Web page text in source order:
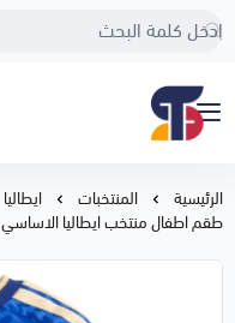
Sport Touch
الرئيسية المنتخبات
ايطاليا
طقم اطفال منتخب ايطاليا الاساسي 2026 - اصدار كأس العالم